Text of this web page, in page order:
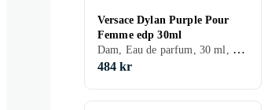
Versace Dylan Purple Pour
Femme edp 30ml
Dam, Eau de parfum, 30 ml, Viol
484 kr